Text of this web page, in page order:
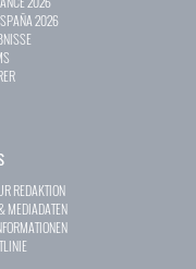
2026
REDAKTION
MEDIADATEN